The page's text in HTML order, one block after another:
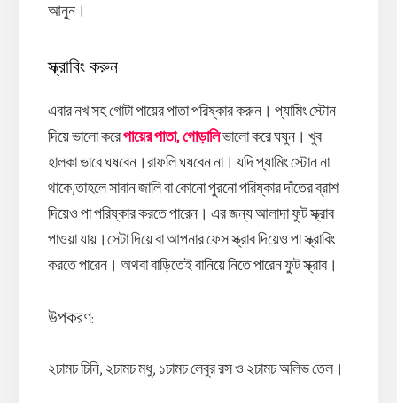
আনুন।
স্ক্রাবিং করুন
এবার নখ সহ গোটা পায়ের পাতা পরিষ্কার করুন। প্যামিং স্টোন
দিয়ে ভালো করেপায়ের পাতা, গোড়ালিভালো করে ঘষুন। খুব
হালকা ভাবে ঘষবেন।রাফলি ঘষবেন না। যদি প্যামিং স্টোন না
থাকে,তাহলে সাবান জালি বা কোনো পুরনো পরিষ্কার দাঁতের ব্রাশ
দিয়েও পা পরিষ্কার করতে পারেন। এর জন্য আলাদা ফুট স্ক্রাব
পাওয়া যায়।সেটা দিয়ে বা আপনার ফেস স্ক্রাব দিয়েও পা স্ক্রাবিং
করতে পারেন। অথবা বাড়িতেই বানিয়ে নিতে পারেন ফুট স্ক্রাব।
উপকরণ:
২চামচ চিনি, ২চামচ মধু, ১চামচ লেবুর রস ও ২চামচ অলিভ তেল।